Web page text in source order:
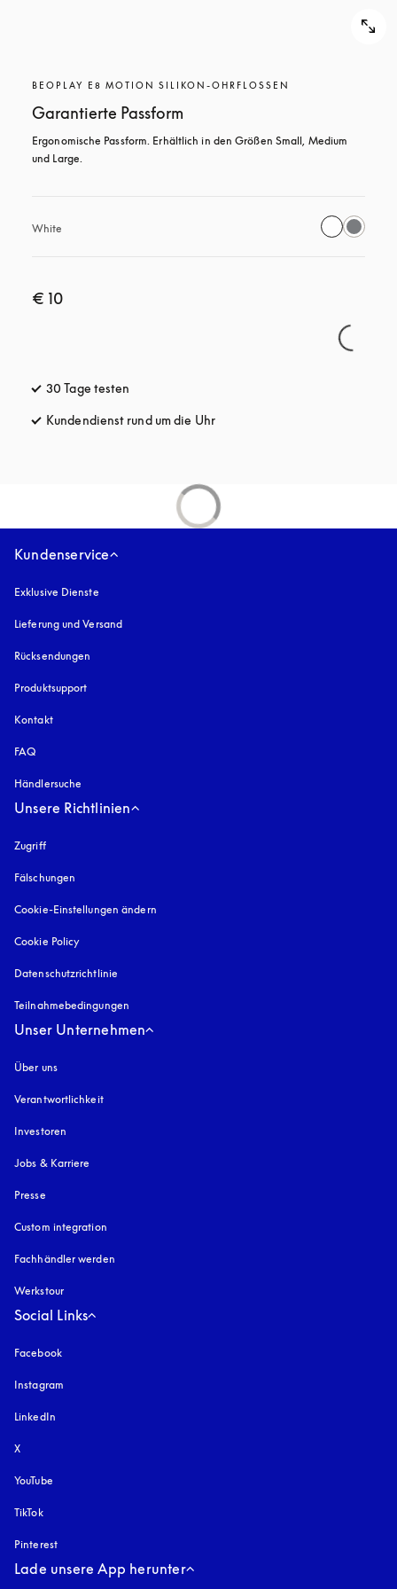
BEOPLAY E8 MOTION SILIKON-OHRFLOSSEN
Garantierte Passform
Ergonomische Passform. Erhältlich in den Größen Small, Medium
und Large.
White
€ 10
30 Tage testen
Kundendienst rund um die Uhröffnet sich in einem neuen Tab
Kundenservice
Exklusive Dienste
Lieferung und Versand
Rücksendungen
Produktsupport
Kontakt
FAQ
Händlersuche
Unsere Richtlinien
Zugrifföffnet sich in einem neuen Tab
Fälschungen
Cookie-Einstellungen ändern
Cookie Policy
Datenschutzrichtlinie
Teilnahmebedingungen
Unser Unternehmen
Über uns
Verantwortlichkeit
Investoren
Jobs & Karriere
Presse
Custom integration
Fachhändler werden
Werkstour
Social Links
Facebook
Instagram
LinkedIn
X
YouTube
TikTok
Pinterest
Lade unsere App herunter